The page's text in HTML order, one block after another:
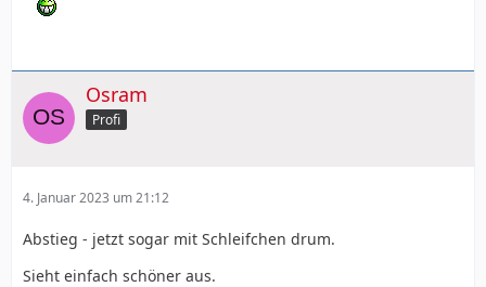
Osram
Profi
4. Januar 2023 um 21:12
Abstieg - jetzt sogar mit Schleifchen drum.
Sieht einfach schöner aus.